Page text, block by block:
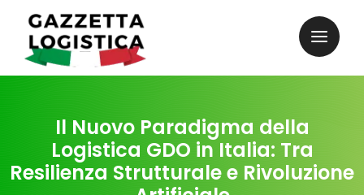
content
Il Nuovo Paradigma della
Logistica GDO in Italia: Tra
Resilienza Strutturale e Rivoluzione